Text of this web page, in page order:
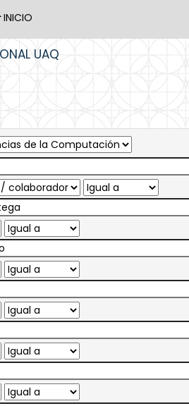
INICIO
UAQ